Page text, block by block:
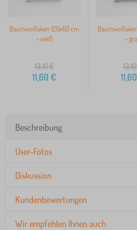
Baumwolllaken 120x60 cm
– weiß
13,10€
11,60 €
–
13,10
11,60
Beschreibung
User-Fotos
Diskussion
Kundenbewertungen
Wir empfehlen Ihnen auch